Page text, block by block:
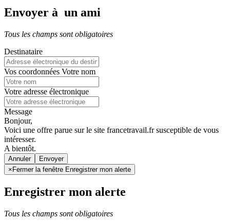
Envoyer à un ami
Tous les champs sont obligatoires
Destinataire
Vos coordonnées Votre nom
Votre adresse électronique
Message
Bonjour,
Voici une offre parue sur le site francetravail.fr susceptible de vous
intéresser.
A bientôt.
Annuler
× Fermer la fenêtre Enregistrer mon alerte
Enregistrer mon alerte
Tous les champs sont obligatoires